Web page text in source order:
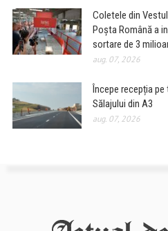
Coletele din
Poșta Română a
sortare de 3
aug. 07, 2026
Începe recepția
Sălajului din A3
aug. 07, 2026